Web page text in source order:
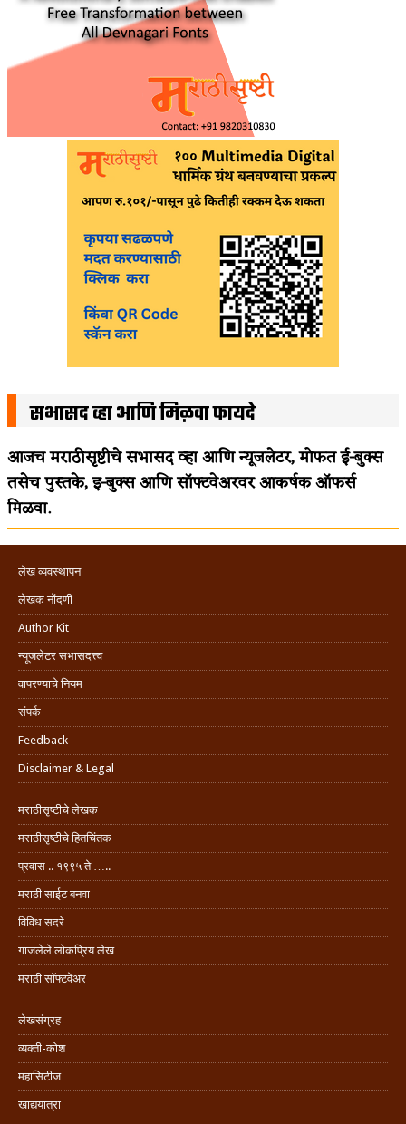
सभासद व्हा आणि मिळवा फायदे
आजच मराठीसृष्टीचे सभासद व्हा आणि न्यूजलेटर, मोफत ई-बुक्स
तसेच पुस्तके, इ-बुक्स आणि सॉफ्टवेअरवर आकर्षक ऑफर्स
मिळवा.
लेख व्यवस्थापन
लेखक नोंदणी
Author Kit
न्यूजलेटर सभासदत्त्व
वापरण्याचे नियम
संपर्क
Feedback
Disclaimer & Legal
मराठीसृष्टीचे लेखक
मराठीसृष्टीचे हितचिंतक
प्रवास .. १९९५ ते …..
मराठी साईट बनवा
विविध सदरे
गाजलेले लोकप्रिय लेख
मराठी सॉफ्टवेअर
लेखसंग्रह
व्यक्ती-कोश
महासिटीज
खाद्ययात्रा